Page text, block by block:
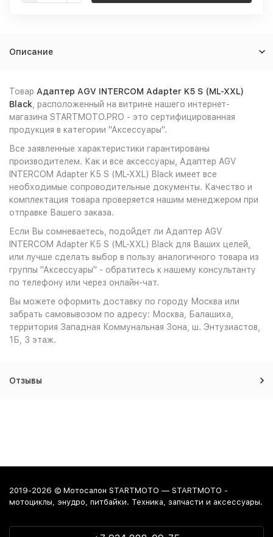
Описание
Товар Адаптер AGV INTERCOM Adapter K5 S (ML-XXL)
Black , расположенный на витрине нашего интернет-
магазина STARTMOTO.PRO - это сертифицированная
продукция в категории "Аксессуары".
Все заявленные характеристики гарантированы
производителем. Как и все аксессуары, Адаптер AGV
INTERCOM Adapter K5 S (ML-XXL) Black имеет все
необходимые сопроводительные документы. Качество и
комплектация товара проверяется нашим менеджером при
отправке Вашего заказа.
Если Вы сомневаетесь, подойдет ли Адаптер AGV
INTERCOM Adapter K5 S (ML-XXL) Black для Ваших целей,
или лучше сделать выбор в пользу аналогичного товара из
группы "Аксессуары" - обратитесь к нашему консультанту
по телефону или через онлайн-чат.
Вы можете оформить доставку по городу Москва или
забрать самовывозом по адресу: Москва, Балашиха,
территория Западная Коммунальная Зона, ш. Энтузиастов,
1Б, 3 этаж.
Отзывы
2019-2026 © Мотосалон STARTMOTO — STARTMOTO -
мотоциклы, энудро, питбайки. Техника, запчасти и аксессуары.